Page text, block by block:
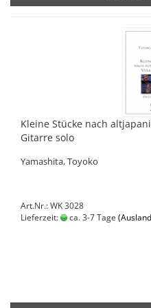
Kleine Stücke nach
Gitarre solo
Yamashita, Toyoko
Art.Nr.: WK 3028
Lieferzeit:
ca. 3-7 Tage